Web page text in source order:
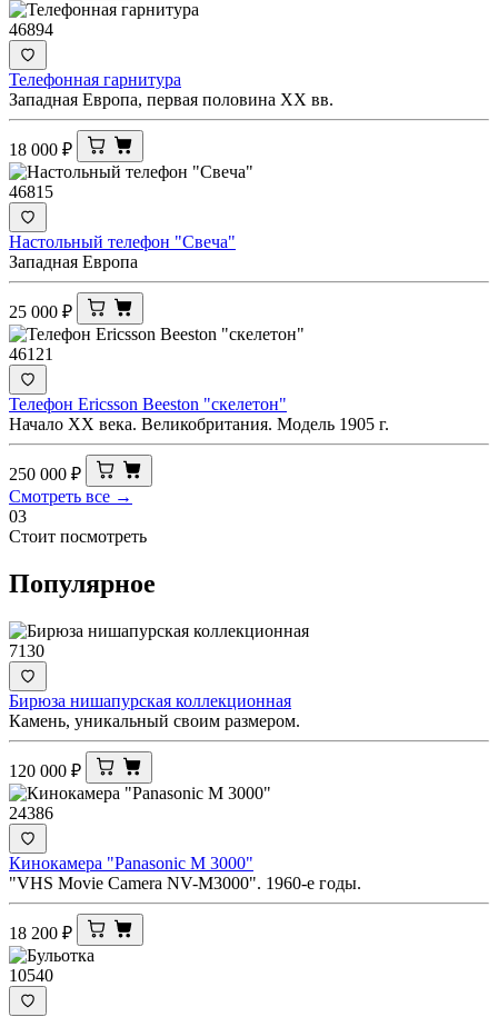
46894
Телефонная гарнитура
Западная Европа, первая половина XX вв.
18 000 ₽
46815
Настольный телефон "Свеча"
Западная Европа
25 000 ₽
46121
Телефон Ericsson Beeston "скелетон"
Начало XX века. Великобритания. Модель 1905 г.
250 000 ₽
Смотреть все →
03
Стоит посмотреть
Популярное
7130
Бирюза нишапурская коллекционная
Камень, уникальный своим размером.
120 000 ₽
24386
Кинокамера "Panasonic M 3000"
"VHS Movie Camera NV-M3000". 1960-е годы.
18 200 ₽
10540